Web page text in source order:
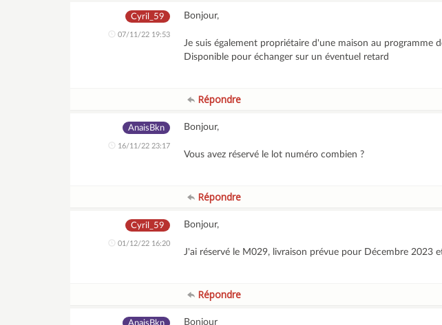
Cyril_59
07/11/22 19:53
Bonjour,
Je suis également propriétaire d'une maison au programme
Disponible pour échanger sur un éventuel retard
Répondre
AnaisBkn
16/11/22 23:17
Bonjour,
Vous avez réservé le lot numéro combien ?
Répondre
Cyril_59
01/12/22 16:20
Bonjour,
J'ai réservé le M029, livraison prévue pour Décembre 2023
Répondre
Bonjour